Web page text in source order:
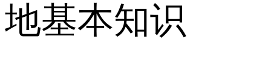
地基本知识